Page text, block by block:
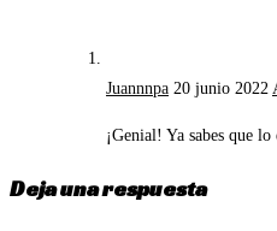
Juannnpa 20 junio 2022
¡Genial! Ya sabes que
Deja una respuesta